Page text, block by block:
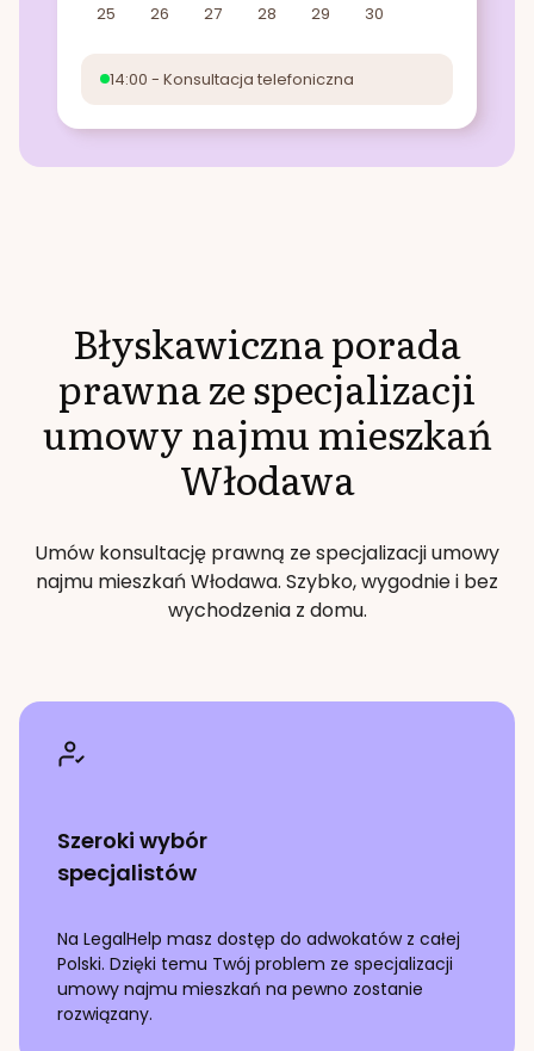
25
26 27 28 29 30
14:00 - Konsultacja telefoniczna
Błyskawiczna porada
prawna ze specjalizacji
umowy najmu mieszkań
Włodawa
Umów konsultację prawną ze specjalizacjiumowy
najmu mieszkań Włodawa. Szybko, wygodnie i bez
wychodzenia z domu.
Szeroki wybór
specjalistów
Na LegalHelp masz dostęp do adwokatów z całej
Polski. Dzięki temu Twój problem ze specjalizacji
umowy najmu mieszkań na pewno zostanie
rozwiązany.